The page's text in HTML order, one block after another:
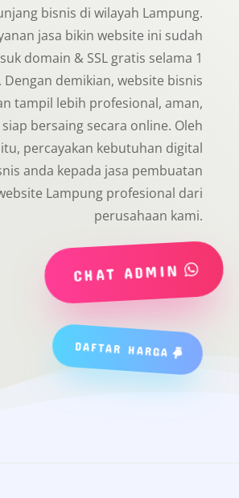
bisnis di wilayah Lampung.
jasa bikin website ini sudah
domain & SSL gratis selama 1
Dengan demikian, website bisnis
tampil lebih profesional, aman,
bersaing secara online. Oleh
percayakan kebutuhan digital
anda kepada jasa pembuatan
Lampung profesional dari
perusahaan kami.
CHAT ADMIN
DAFTAR HARGA